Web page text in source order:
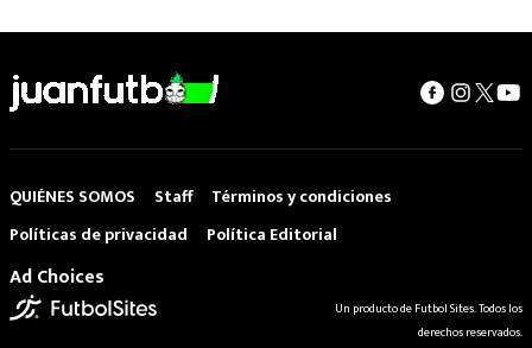
QUIÉNES SOMOS Staff
Términos y condiciones
Políticas de privacidad
Política Editorial
Ad Choices
Un producto de Futbol Sites. Todos los
derechos reservados.